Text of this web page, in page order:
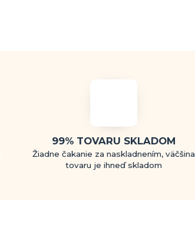
99% TOVARU SKLADOM
Žiadne čakanie za naskladnením, väčšina
tovaru je ihneď skladom